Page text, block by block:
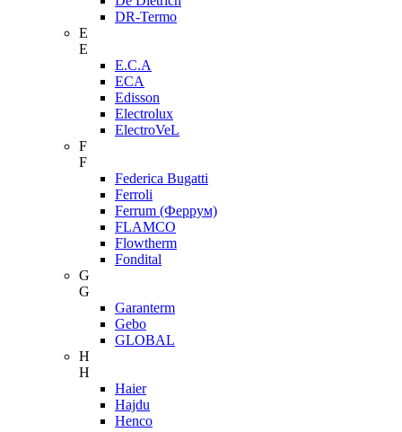
DR-Termo
E
E
E.C.A
ECA
Edisson
Electrolux
ElectroVeL
F
F
Federica Bugatti
Ferroli
Ferrum (Феррум)
FLAMCO
Flowtherm
Fondital
G
G
Garanterm
Gebo
GLOBAL
H
H
Haier
Hajdu
Henco